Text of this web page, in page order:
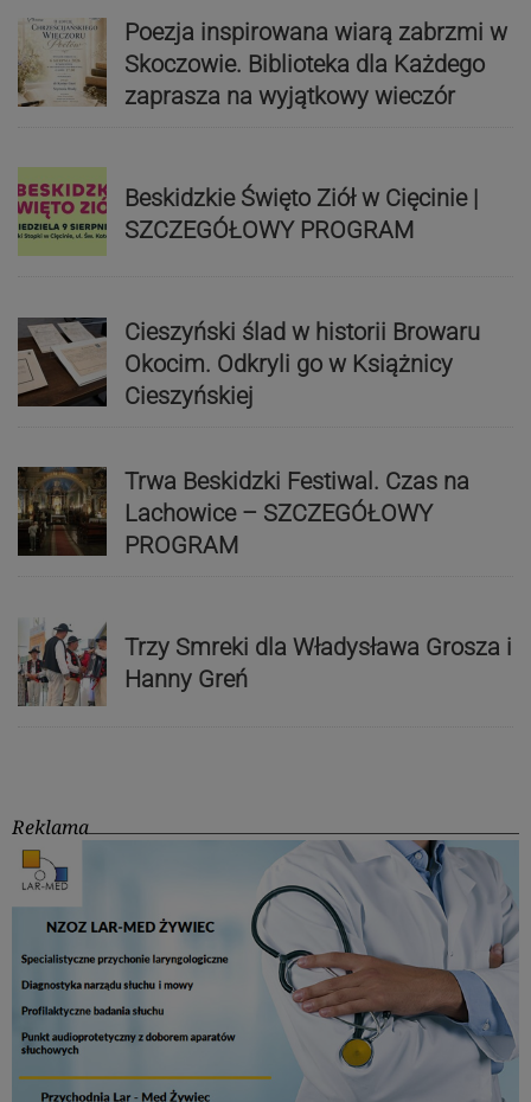
Poezja inspirowana wiarą zabrzmi w
Skoczowie. Biblioteka dla Każdego
zaprasza na wyjątkowy wieczór
Beskidzkie Święto Ziół w Cięcinie |
SZCZEGÓŁOWY PROGRAM
Cieszyński ślad w historii Browaru
Okocim. Odkryli go w Książnicy
Cieszyńskiej
Trwa Beskidzki Festiwal. Czas na
Lachowice – SZCZEGÓŁOWY
PROGRAM
Trzy Smreki dla Władysława Grosza i
Hanny Greń
Reklama